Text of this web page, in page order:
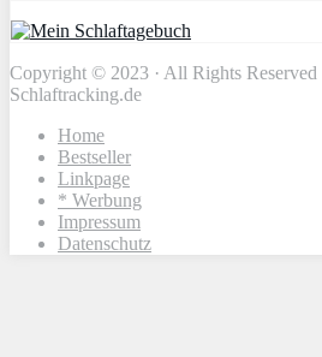
Copyright © 2023 · All Rights
Schlaftracking.de
Home
Bestseller
Linkpage
* Werbung
Impressum
Datenschutz